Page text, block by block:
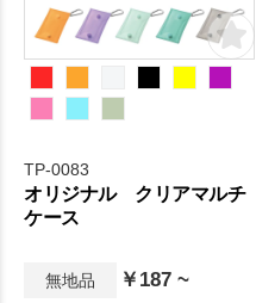
TP-0083
オリジナル クリアマルチ
ケース
無地品 ￥187 ~